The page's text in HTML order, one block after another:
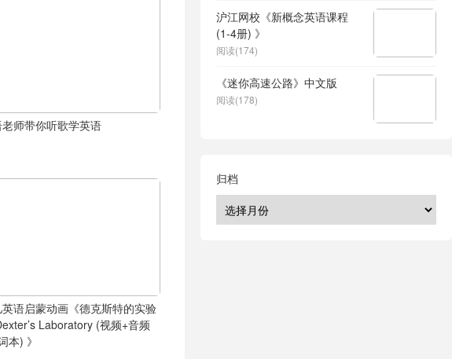
师带你听歌学英语
英语启蒙动画《德克斯特的实验
Laboratory (视频+音频
本) 》
沪江网校《新概念英语课程
(1-4册) 》
阅读(174)
《迷你高速公路》中文版
阅读(178)
归档